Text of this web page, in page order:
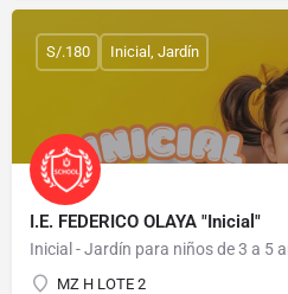
I.E. FEDERICO OLAYA "Inicial"
Inicial - Jardín para niños de 3 a 5
MZ H LOTE 2
S/.180 Inicial, Jardín